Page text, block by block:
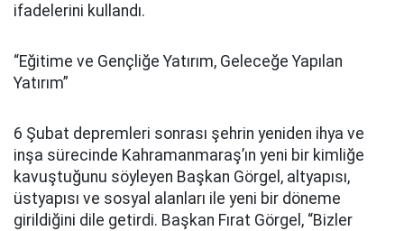
ifadelerini kullandı.
“Eğitime ve Gençliğe Yatırım, Geleceğe Yapılan
Yatırım”
6 Şubat depremleri sonrası şehrin yeniden ihya ve
inşa sürecinde Kahramanmaraş’ın yeni bir kimliğe
kavuştuğunu söyleyen Başkan Görgel, altyapısı,
üstyapısı ve sosyal alanları ile yeni bir döneme
girildiğini dile getirdi. Başkan Fırat Görgel, “Bizler